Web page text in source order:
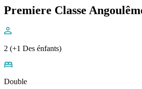
Premiere Classe
2 (+1 Des énfants)
Double